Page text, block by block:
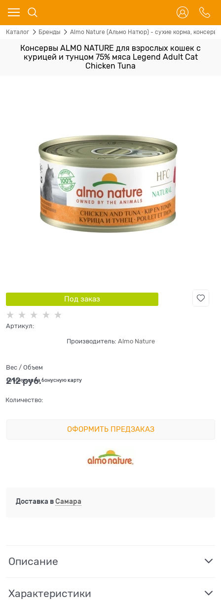
Каталог Бренды Almo Nature (Альмо Натюр) - сухие корма,
Консервы ALMO NATURE для взрослых кошек с
курицей и тунцом 75% мяса Legend Adult Cat
Chicken Tuna
Под заказ
Артикул:
Производитель: Almo Nature
Вес / Объем
212 руб.
+6 бонусов на бонусную карту
Количество:
ОФОРМИТЬ ПРЕДЗАКАЗ
Доставка вСамара
Описание
Характеристики